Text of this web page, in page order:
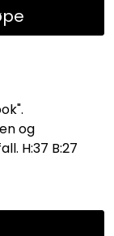
og
H:37 B:27